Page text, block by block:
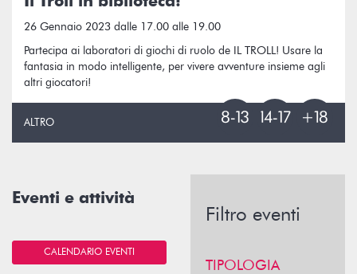
26 Gennaio 2023 dalle 17.00 alle 19.00
Partecipa ai laboratori di giochi di ruolo de IL TROLL! Usare la
fantasia in modo intelligente, per vivere avventure insieme agli
altri giocatori!
ALTRO
Eventi e attività
CALENDARIO EVENTI
Filtro eventi
TIPOLOGIA